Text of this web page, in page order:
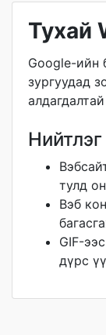
Тухай
Google-ийн
зургуудад
тулд
Вэб
GIF-
дүрс